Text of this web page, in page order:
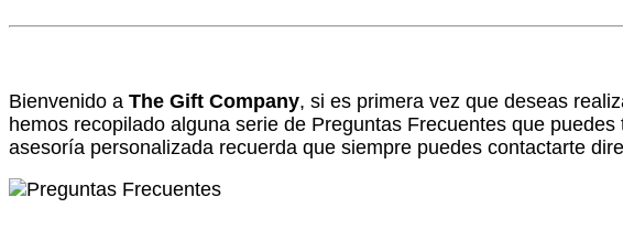
Bienvenido a The Gift Company, si es primera vez que deseas
hemos recopilado alguna serie de Preguntas Frecuentes que
asesoría personalizada recuerda que siempre puedes contactarte